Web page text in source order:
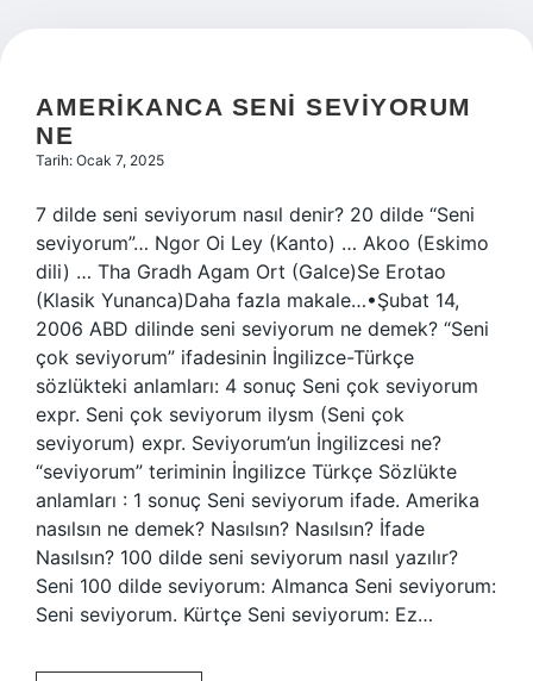
AMERIKANCA SENI SEVIYORUM
NE
Tarih: Ocak 7, 2025
7 dilde seni seviyorum nasıl denir? 20 dilde “Seni
seviyorum”… Ngor Oi Ley (Kanto) … Akoo (Eskimo
dili) … Tha Gradh Agam Ort (Galce)Se Erotao
(Klasik Yunanca)Daha fazla makale…•Şubat 14,
2006 ABD dilinde seni seviyorum ne demek? “Seni
çok seviyorum” ifadesinin İngilizce-Türkçe
sözlükteki anlamları: 4 sonuç Seni çok seviyorum
expr. Seni çok seviyorum ilysm (Seni çok
seviyorum) expr. Seviyorum’un İngilizcesi ne?
“seviyorum” teriminin İngilizce Türkçe Sözlükte
anlamları : 1 sonuç Seni seviyorum ifade. Amerika
nasılsın ne demek? Nasılsın? Nasılsın? İfade
Nasılsın? 100 dilde seni seviyorum nasıl yazılır?
Seni 100 dilde seviyorum: Almanca Seni seviyorum:
Seni seviyorum. Kürtçe Seni seviyorum: Ez…